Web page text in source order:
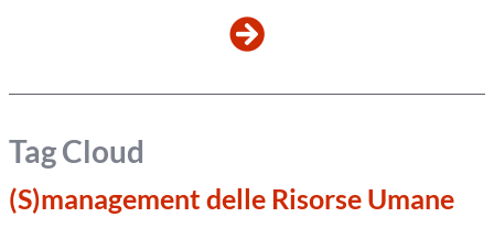
Tag Cloud
(S)management delle Risorse Umane